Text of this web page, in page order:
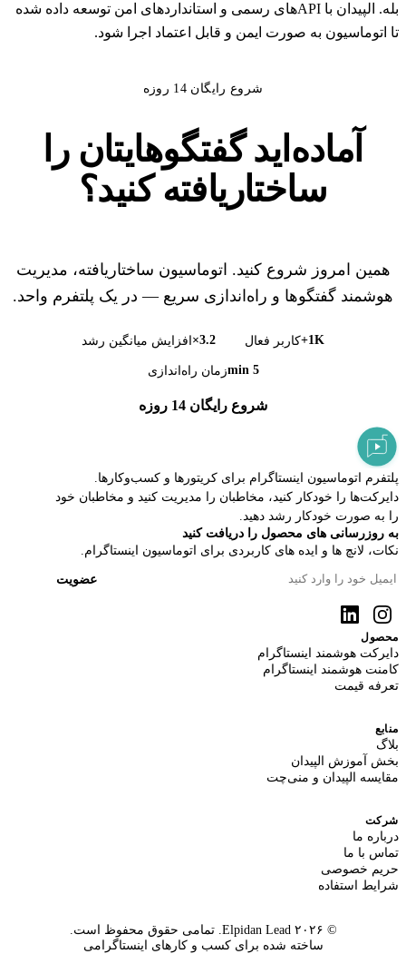
بله. الپیدان با APIهای رسمی و استانداردهای امن توسعه داده شده
تا اتوماسیون به صورت ایمن و قابل اعتماد اجرا شود.
شروع رایگان 14 روزه
آماده‌اید گفتگوهایتان را
ساختاریافته کنید؟
همین امروز شروع کنید. اتوماسیون ساختاریافته، مدیریت
هوشمند گفتگوها و راه‌اندازی سریع — در یک پلتفرم واحد.
1K+ کاربر فعال 3.2× افزایش میانگین رشد
5 min زمان راه‌اندازی
شروع رایگان 14 روزه
پلتفرم اتوماسیون اینستاگرام برای کریتورها و کسب‌وکارها.
دایرکت‌ها را خودکار کنید، مخاطبان را مدیریت کنید و مخاطبان خود
را به صورت خودکار رشد دهید.
به روزرسانی های محصول را دریافت کنید
نکات، لانچ ها و ایده های کاربردی برای اتوماسیون اینستاگرام.
عضویت
محصول
دایرکت هوشمند اینستاگرام
کامنت هوشمند اینستاگرام
تعرفه قیمت
منابع
بلاگ
بخش آموزش الپیدان
مقایسه الپیدان و منی‌چت
شرکت
درباره ما
تماس با ما
حریم خصوصی
شرایط استفاده
© ۲۰۲۶ Elpidan Lead. تمامی حقوق محفوظ است.
ساخته شده برای کسب و کارهای اینستاگرامی